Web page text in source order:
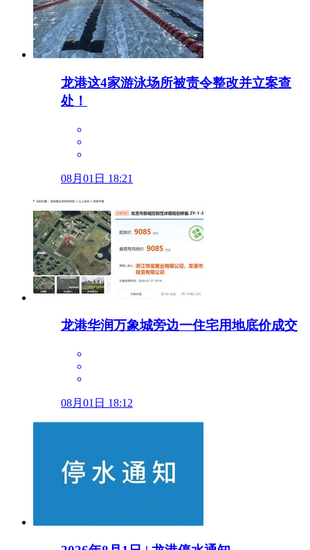
龙港这4家游泳场所被责令整改并立案查
处！
08月01日 18:21
龙港华润万象城旁边一住宅用地底价成交
08月01日 18:12